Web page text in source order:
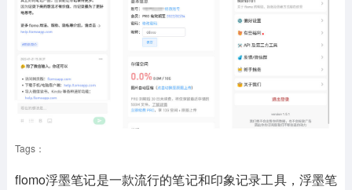
Tags：
flomo浮墨笔记是一款流行的笔记和印象记录工具，浮墨笔